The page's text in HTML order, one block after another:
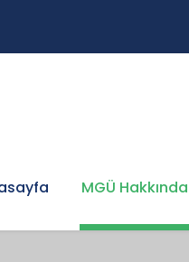
MGÜ Hakkında